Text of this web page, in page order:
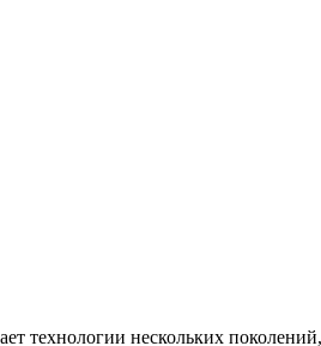
технологии нескольких